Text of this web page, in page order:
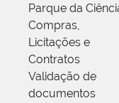
Parque da
Compras,
Licitações e
Contratos
Validação de
documentos